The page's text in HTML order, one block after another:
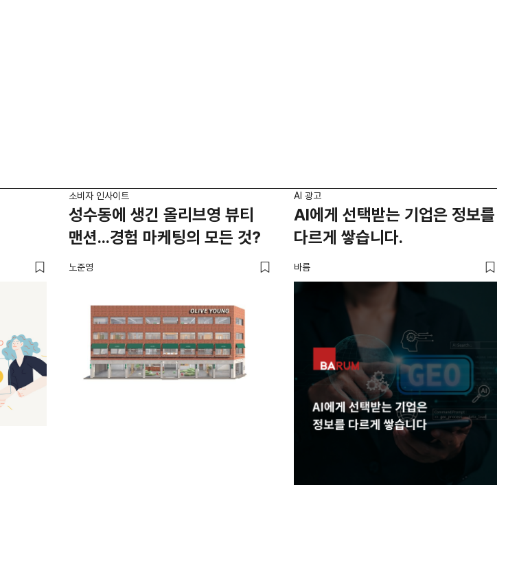
소비자 인사이트
성수동에 생긴 올리브영 뷰티
맨션...경험 마케팅의 모든 것?
노준영
AI 광고
AI에게 선택받는 기업은 정보를
다르게 쌓습니다.
바름